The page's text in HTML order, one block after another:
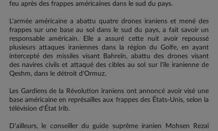
feu après des frappes américaines dans le sud du pays.
L'armée américaine a abattu quatre drones iraniens et mené des
frappes sur une base au sol dans le sud du pays, a fait savoir un
responsable américain. Elle a assuré cette nuit avoir repoussé
plusieurs attaques iraniennes dans la région du Golfe, en ayant
intercepté des missiles visant Bahreïn, abattu des drones visant
des navires civils et attaqué des cibles au sol sur l'île iranienne de
Qeshm, dans le détroit d'Ormuz.
Les Gardiens de la Révolution iraniens ont annoncé avoir visé une
base américaine en représailles aux frappes des États-Unis, selon la
télévision d'État Irib.
D'ailleurs, le conseiller du guide suprême iranien Mohsen Rezaï